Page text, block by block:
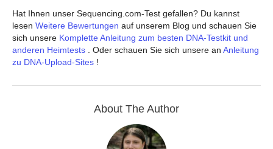
Hat Ihnen unser Sequencing.com-Test gefallen? Du kannst
lesen Weitere Bewertungen auf unserem Blog und schauen Sie
sich unsere Komplette Anleitung zum besten DNA-Testkit und
anderen Heimtests . Oder schauen Sie sich unsere an Anleitung
zu DNA-Upload-Sites !
About The Author